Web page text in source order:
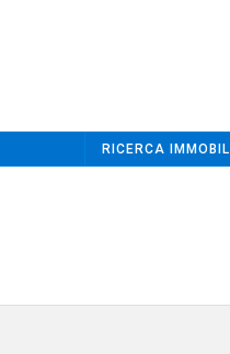
RICERCA IMMOBILI